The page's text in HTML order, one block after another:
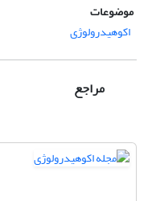
موضوعات
اکوهیدرولوژی
مراجع